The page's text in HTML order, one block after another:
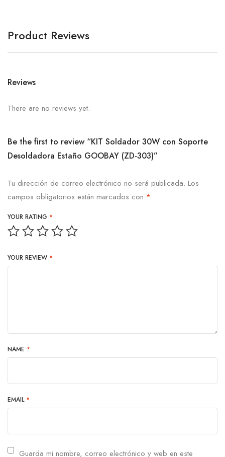
Product Reviews
Reviews
There are no reviews yet.
Be the first to review “KIT Soldador 30W con Soporte
Desoldadora Estaño GOOBAY (ZD-303)”
Tu dirección de correo electrónico no será publicada. Los
campos obligatorios están marcados con *
YOUR RATING *
YOUR REVIEW *
NAME *
EMAIL *
Guarda mi nombre, correo electrónico y web en este